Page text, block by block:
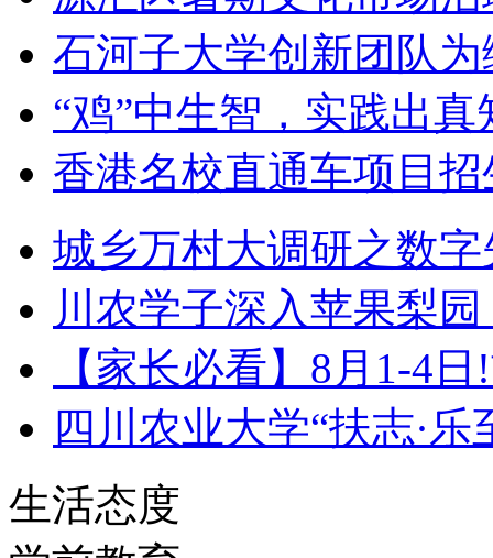
石河子大学创新团队
“鸡”中生智，实践出真
香港名校直通车项目招
城乡万村大调研之数
川农学子深入苹果梨
【家长必看】8月1-4
四川农业大学“扶志·乐
生活态度